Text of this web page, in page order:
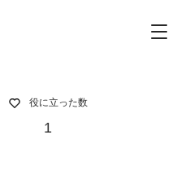
役に立った数
1